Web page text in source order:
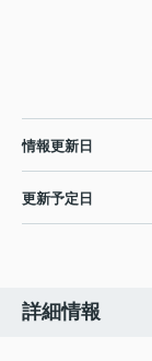
情報更新日
更新予定日
詳細情報